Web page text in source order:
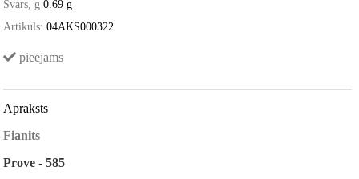
Svars, g 0.69 g
Artikuls: 04AKS000322
pieejams
Apraksts
Fianits
Prove - 585